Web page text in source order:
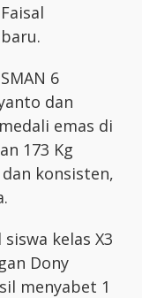
6
dan
emas di
173 Kg
konsisten,
kelas X3
Dony
menyabet 1